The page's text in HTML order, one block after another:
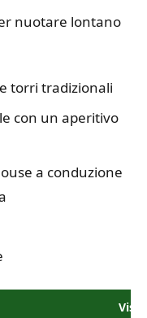
nuotare lontano
torri tradizionali
con un aperitivo
a conduzione